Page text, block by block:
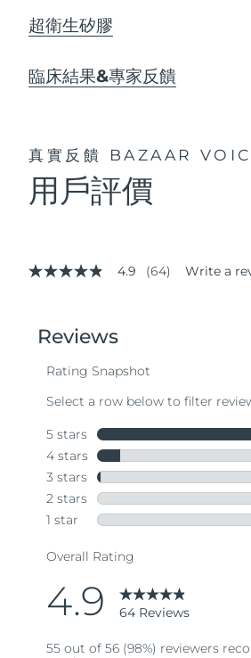
超衛生矽膠
臨床結果&專家反饋
真實反饋 BAZAAR
用戶評價
4.9
stars,
average
value.
Same
page
link.
4.9 (64) Write a